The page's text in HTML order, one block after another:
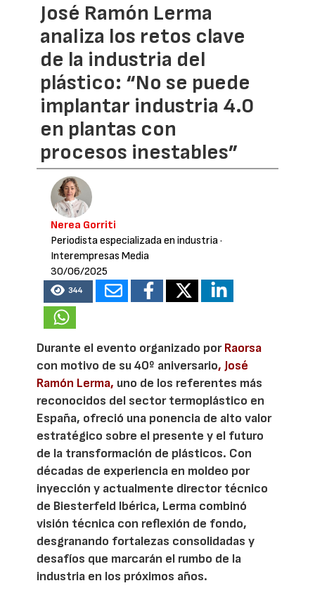
José Ramón Lerma
analiza los retos clave
de la industria del
plástico: “No se puede
implantar industria 4.0
en plantas con
procesos inestables”
Nerea Gorriti
Periodista especializada en industria·
Interempresas Media
30/06/2025
344
Durante el evento organizado porRaorsa
con motivo de su 40º aniversario, José
Ramón Lerma, uno de los referentes más
reconocidos del sector termoplástico en
España, ofreció una ponencia de alto valor
estratégico sobre el presente y el futuro
de la transformación de plásticos. Con
décadas de experiencia en moldeo por
inyección y actualmente director técnico
de Biesterfeld Ibérica, Lerma combinó
visión técnica con reflexión de fondo,
desgranando fortalezas consolidadas y
desafíos que marcarán el rumbo de la
industria en los próximos años.